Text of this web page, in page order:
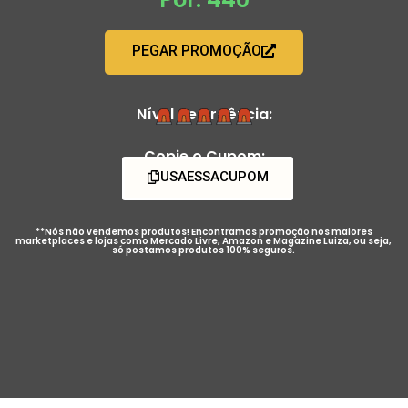
PEGAR PROMOÇÃO
Nível de Urgência:
Copie o Cupom:
USAESSACUPOM
**Nós não vendemos produtos! Encontramos promoção nos maiores
marketplaces e lojas como Mercado Livre, Amazon e Magazine Luiza, ou seja,
só postamos produtos 100% seguros.